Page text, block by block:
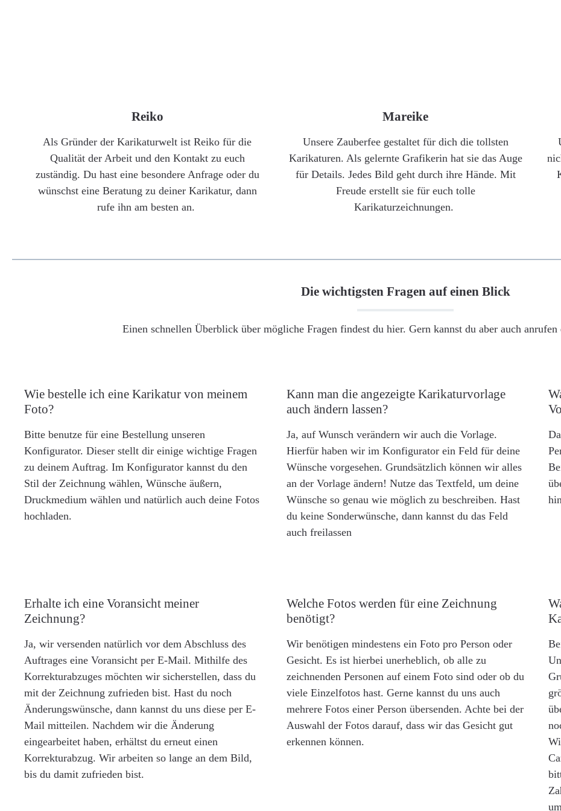
Reiko
Als Gründer der Karikaturwelt ist Reiko für die
Qualität der Arbeit und den Kontakt zu euch
zuständig. Du hast eine besondere Anfrage oder du
wünschst eine Beratung zu deiner Karikatur, dann
rufe ihn am besten an.
Mareike
Unsere Zauberfee gestaltet für dich die tollsten
Karikaturen. Als gelernte Grafikerin hat sie das Auge
für Details. Jedes Bild geht durch ihre Hände. Mit
Freude erstellt sie für euch tolle
Karikaturzeichnungen.
Die wichtigsten Fragen auf einen Blick
Einen schnellen Überblick über mögliche Fragen findest du hier. Gern kannst du aber auch
Wie bestelle ich eine Karikatur von meinem
Foto?
Bitte benutze für eine Bestellung unseren
Konfigurator. Dieser stellt dir einige wichtige Fragen
zu deinem Auftrag. Im Konfigurator kannst du den
Stil der Zeichnung wählen, Wünsche äußern,
Druckmedium wählen und natürlich auch deine Fotos
hochladen.
Kann man die angezeigte Karikaturvorlage
auch ändern lassen?
Ja, auf Wunsch verändern wir auch die Vorlage.
Hierfür haben wir im Konfigurator ein Feld für deine
Wünsche vorgesehen. Grundsätzlich können wir alles
an der Vorlage ändern! Nutze das Textfeld, um deine
Wünsche so genau wie möglich zu beschreiben. Hast
du keine Sonderwünsche, dann kannst du das Feld
auch freilassen
Erhalte ich eine Voransicht meiner
Zeichnung?
Ja, wir versenden natürlich vor dem Abschluss des
Auftrages eine Voransicht per E-Mail. Mithilfe des
Korrekturabzuges möchten wir sicherstellen, dass du
mit der Zeichnung zufrieden bist. Hast du noch
Änderungswünsche, dann kannst du uns diese per E-
Mail mitteilen. Nachdem wir die Änderung
eingearbeitet haben, erhältst du erneut einen
Korrekturabzug. Wir arbeiten so lange an dem Bild,
bis du damit zufrieden bist.
Welche Fotos werden für eine Zeichnung
benötigt?
Wir benötigen mindestens ein Foto pro Person oder
Gesicht. Es ist hierbei unerheblich, ob alle zu
zeichnenden Personen auf einem Foto sind oder ob du
viele Einzelfotos hast. Gerne kannst du uns auch
mehrere Fotos einer Person übersenden. Achte bei der
Auswahl der Fotos darauf, dass wir das Gesicht gut
erkennen können.